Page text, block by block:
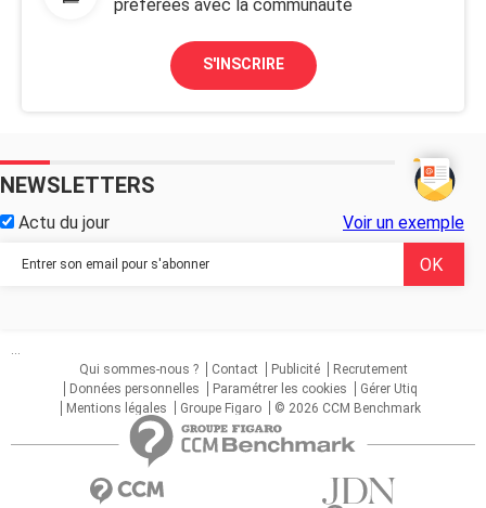
préférées avec la communauté
S'INSCRIRE
NEWSLETTERS
Actu du jour Voir un exemple
...
Qui sommes-nous ?
Contact Publicité
Recrutement
Données personnelles
Paramétrer les cookies
Gérer Utiq
Mentions légales
Groupe Figaro © 2026 CCM Benchmark